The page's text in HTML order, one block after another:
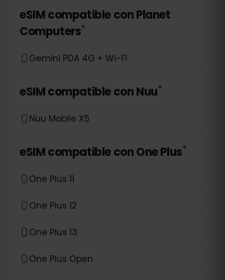
eSIM compatible conPlanet
Computers*
Gemini PDA 4G + Wi-Fi
eSIM compatible conNuu*
Nuu Mobile X5
eSIM compatible conOne Plus*
One Plus 11
One Plus 12
One Plus 13
One Plus Open